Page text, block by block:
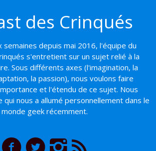
des Crinqués
semaines depuis mai 2016, l'équipe du
s'entretient sur un sujet relié à la
Sous différents axes (l'imagination, la
la passion), nous voulons faire
et l'étendu de ce sujet. Nous
qui nous a allumé personnellement dans le
monde geek récemment.